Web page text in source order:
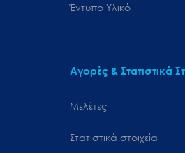
Έντυπο Υλικό
Αγορές & Στατιστικά
Μελέτες
Στατιστικά στοιχεία